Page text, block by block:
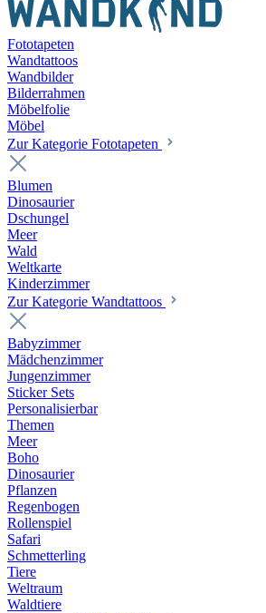
Fototapeten
Wandtattoos
Wandbilder
Bilderrahmen
Möbelfolie
Möbel
Zur Kategorie Fototapeten
Blumen
Dinosaurier
Dschungel
Meer
Wald
Weltkarte
Kinderzimmer
Zur Kategorie Wandtattoos
Babyzimmer
Mädchenzimmer
Jungenzimmer
Sticker Sets
Personalisierbar
Themen
Meer
Boho
Dinosaurier
Pflanzen
Regenbogen
Rollenspiel
Safari
Schmetterling
Tiere
Weltraum
Waldtiere